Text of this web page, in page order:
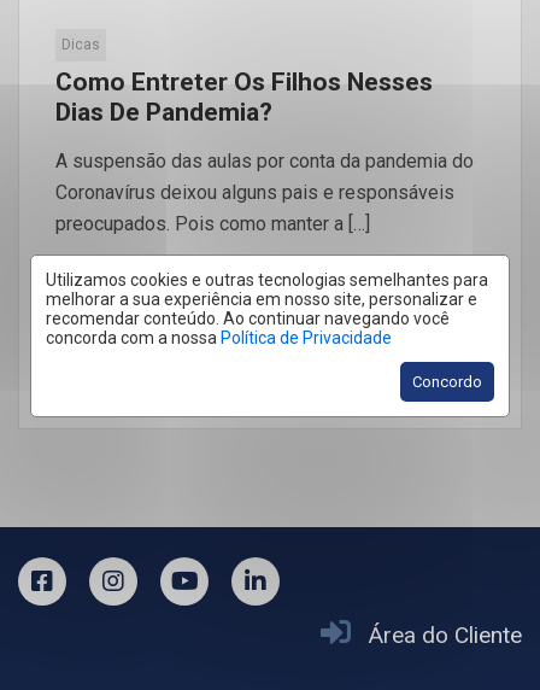
Utilizamos cookies e outras tecnologias semelhantes para
melhorar a sua experiência em nosso site, personalizar e
recomendar conteúdo. Ao continuar navegando você
concorda com a nossa Política de Privacidade
Concordo
Dicas
Como Entreter Os Filhos Nesses
Dias De Pandemia?
A suspensão das aulas por conta da pandemia do
Coronavírus deixou alguns pais e responsáveis
preocupados. Pois como manter a […]
Área do Cliente